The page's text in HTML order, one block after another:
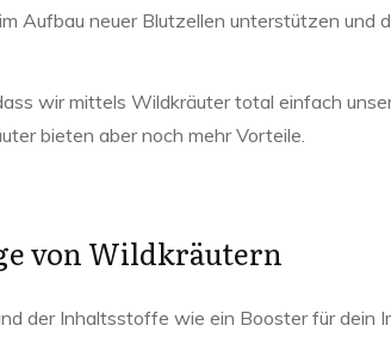
Aufbau neuer Blutzellen unterstützen und
wir mittels Wildkräuter total einfach
bieten aber noch mehr Vorteile.
von Wildkräutern
der Inhaltsstoffe wie ein Booster für dein